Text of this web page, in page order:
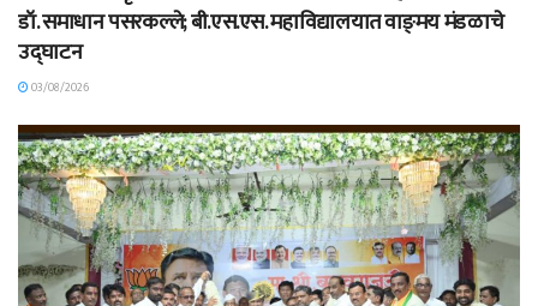
डॉ. समाधान पसरकल्ले; बी.एस.एस. महाविद्यालयात वाङ्‌मय मंडळाचे
उद्घाटन
03/08/2026